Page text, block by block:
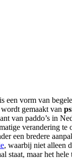
is een vorm van
gemaakt van
van paddo’s in
verandering te
een bredere
, waarbij niet alleen
staat, maar het hele